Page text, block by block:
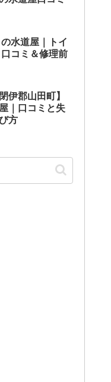
水道屋｜トイ
コミ＆修理前
伊郡山田町】
｜口コミと失
方